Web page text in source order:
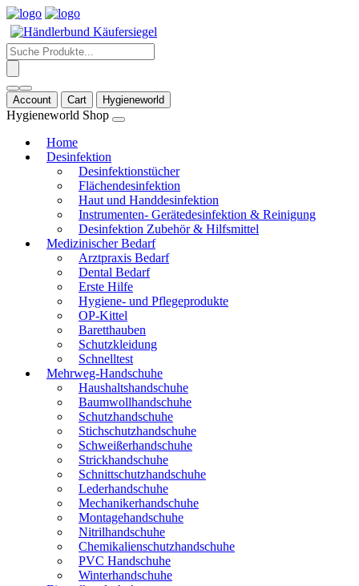
Products
search
Account Cart Hygieneworld
Hygieneworld Shop
Home
Desinfektion
Desinfektionstücher
Flächendesinfektion
Haut und Handdesinfektion
Instrumenten- Gerätedesinfektion & Reinigung
Desinfektion Zubehör & Hilfsmittel
Medizinischer Bedarf
Arztpraxis Bedarf
Dental Bedarf
Erste Hilfe
Hygiene- und Pflegeprodukte
OP-Kittel
Baretthauben
Schutzkleidung
Schnelltest
Mehrweg-Handschuhe
Haushaltshandschuhe
Baumwollhandschuhe
Schutzhandschuhe
Stichschutzhandschuhe
Schweißerhandschuhe
Strickhandschuhe
Schnittschutzhandschuhe
Lederhandschuhe
Mechanikerhandschuhe
Montagehandschuhe
Nitrilhandschuhe
Chemikalienschutzhandschuhe
PVC Handschuhe
Winterhandschuhe